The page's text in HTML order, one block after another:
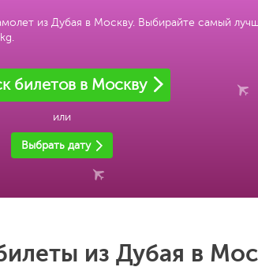
из Дубая в Москву. Выбирайте самый
билетов в Москву
или
Выбрать дату
из Дубая в